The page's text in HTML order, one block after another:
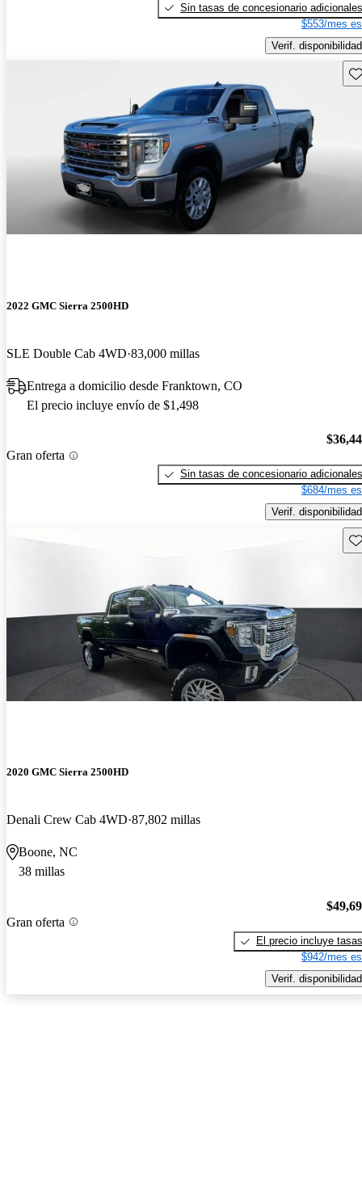
Sin tasas de concesionario adicionales
$553/mes
Verif. disponibilidad
2022 GMC Sierra 2500HD
SLE Double Cab 4WD 83,000 millas
Entrega a domicilio desde Franktown, CO
El precio incluye envío de $1,498
Gran oferta
Sin tasas de concesionario adicionales
$684/mes
Verif. disponibilidad
2020 GMC Sierra 2500HD
Denali Crew Cab 4WD 87,802 millas
Boone, NC
38 millas
Gran oferta
El precio incluye tasas
$942/mes
Verif. disponibilidad